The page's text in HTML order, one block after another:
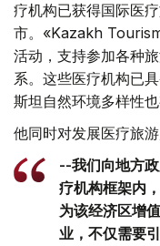
疗机构已获得国际医
市。«Kazakh
活动，支持参加各种
系。这些医疗机构已
斯坦自然环境多样性
他同时对发展医疗旅
--我们向地方
疗机构框架内
为该经济区增
业，不仅需要